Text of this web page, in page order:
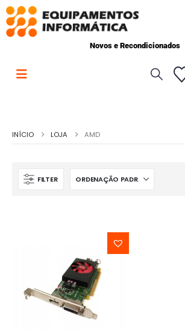
Novos e Recondicionados
INÍCIO LOJA AMD
FILTER